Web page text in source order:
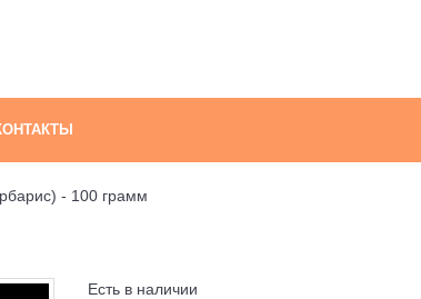
- 100 грамм
Есть в наличии